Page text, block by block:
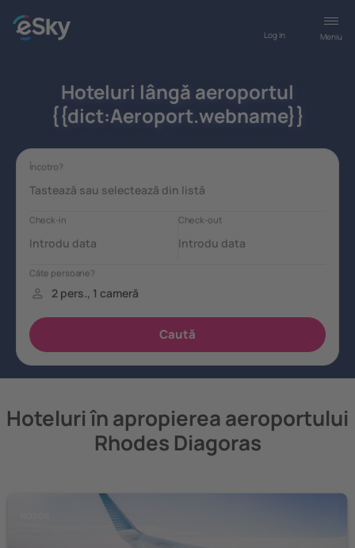
Meniu
Log in
Hoteluri lângă aeroportul
{{dict:Aeroport.webname}}
Hoteluri în apropierea aeroportului
Rhodes Diagoras